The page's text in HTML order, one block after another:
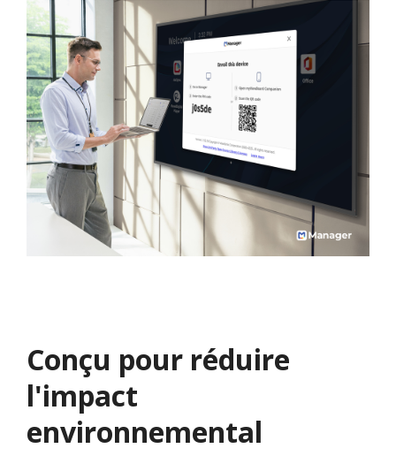
Conçu pour réduire
l'impact
environnemental​